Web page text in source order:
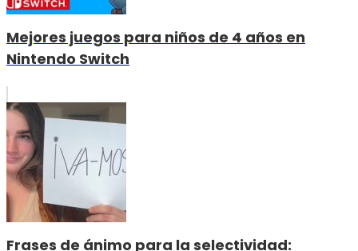
Mejores juegos para niños de 4 años en
Nintendo Switch
Frases de ánimo para la selectividad: